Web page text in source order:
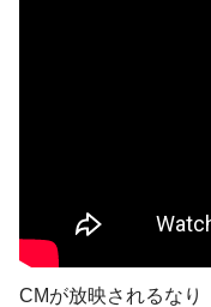
CMが放映されるなり